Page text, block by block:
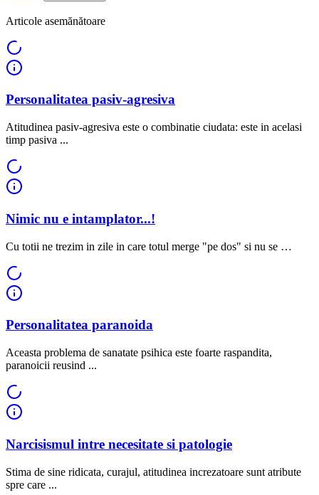
Articole asemănătoare
Personalitatea pasiv-agresiva
Atitudinea pasiv-agresiva este o combinatie ciudata: este in acelasi
timp pasiva ...
Nimic nu e intamplator...!
Cu totii ne trezim in zile in care totul merge "pe dos" si nu se …
Personalitatea paranoida
Aceasta problema de sanatate psihica este foarte raspandita,
paranoicii reusind ...
Narcisismul intre necesitate si patologie
Stima de sine ridicata, curajul, atitudinea increzatoare sunt atribute
spre care ...